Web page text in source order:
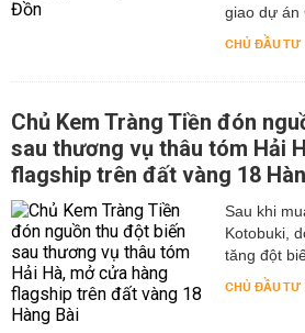
giao dự án
CHỦ ĐẦU TƯ
Chủ Kem Tràng Tiền đón
sau thương vụ thâu tóm Hải
flagship trên đất vàng 18
Sau khi
Kotobuki,
tăng đột
CHỦ ĐẦU TƯ